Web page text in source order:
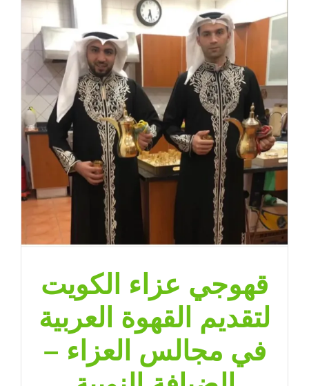
قهوجي عزاء الكويت
لتقديم القهوة العربية
في مجالس العزاء –